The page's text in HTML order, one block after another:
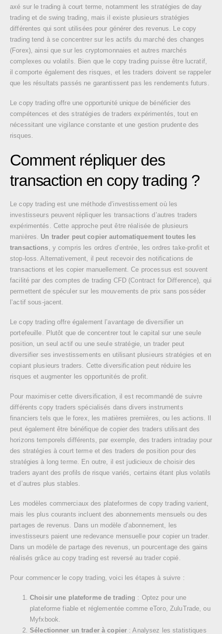
axé sur le trading à court terme, notamment les stratégies de day
trading et de swing trading, mais il existe plusieurs stratégies
différentes qui sont utilisées pour générer des revenus. Le copy
trading tend à se concentrer sur les actifs du marché des changes
(Forex), ainsi que sur les cryptomonnaies et autres marchés
complexes ou volatils. Bien que le copy trading puisse être lucratif,
il comporte également des risques, et les traders doivent se rappeler
que les résultats passés ne garantissent pas les rendements futurs.
Le copy trading offre une opportunité unique de bénéficier des
compétences et des stratégies de traders expérimentés, tout en
nécessitant une vigilance constante et une gestion prudente des
risques.
Comment répliquer des
transaction en copy trading ?
Le copy trading est une méthode d’investissement où les
investisseurs peuvent répliquer les transactions d’autres traders
expérimentés. Cette approche peut être réalisée de plusieurs
manières. Un trader peut copier automatiquement toutes les
transactions , y compris les ordres d’entrée, les ordres take-profit et
stop-loss. Alternativement, il peut recevoir des notifications de
transactions et les copier manuellement. Ce processus est souvent
facilité par des comptes de trading CFD (Contract for Difference), qui
permettent de spéculer sur les mouvements de prix sans posséder
l’actif sous-jacent.
Le copy trading offre également l’avantage de diversifier un
portefeuille. Plutôt que de concentrer tout le capital sur une seule
position, un seul actif ou une seule stratégie, un trader peut
diversifier ses investissements en utilisant plusieurs stratégies et en
copiant plusieurs traders. Cette diversification peut réduire les
risques et augmenter les opportunités de profit.
Pour maximiser cette diversification, il est recommandé de suivre
différents copy traders spécialisés dans divers instruments
financiers tels que le forex, les matières premières, ou les actions. Il
peut également être bénéfique de copier des traders utilisant des
horizons temporels différents, par exemple, des traders intraday pour
des stratégies à court terme et des traders de position pour des
stratégies à long terme. En outre, il est judicieux de choisir des
traders ayant des profils de risque variés, certains étant plus volatils
et d’autres plus stables.
Les modèles commerciaux des plateformes de copy trading varient,
mais les plus courants incluent des abonnements mensuels ou des
partages de revenus. Dans un modèle d’abonnement, les
investisseurs paient une redevance mensuelle pour copier un trader.
Dans un modèle de partage des revenus, un pourcentage des gains
réalisés grâce au copy trading est reversé au trader copié.
Pour commencer le copy trading, voici les étapes à suivre :
Choisir une plateforme de trading : Optez pour une
plateforme fiable et réglementée comme eToro, ZuluTrade, ou
Myfxbook.
Sélectionner un trader à copier : Analysez les statistiques